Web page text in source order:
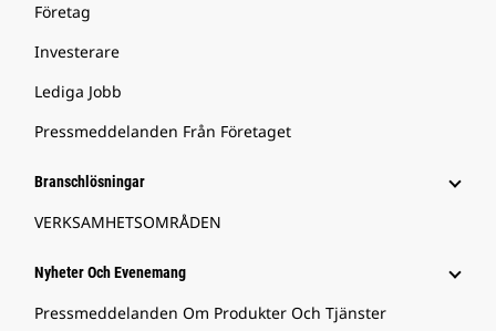
Företag
Investerare
Lediga Jobb
Pressmeddelanden Från Företaget
Branschlösningar
VERKSAMHETSOMRÅDEN
Nyheter Och Evenemang
Pressmeddelanden Om Produkter Och Tjänster